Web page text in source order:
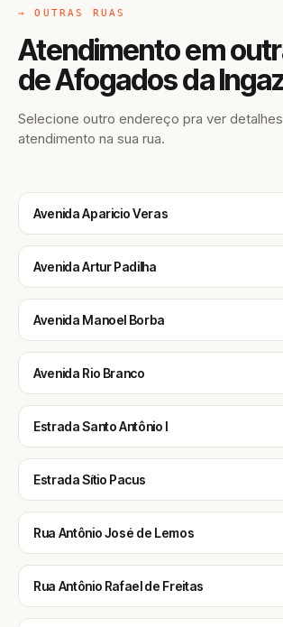
→ OUTRAS RUAS
Atendimento em
de Afogados da
Selecione outro endereço pra ver
atendimento na sua rua.
Avenida Aparicio Veras
Avenida Artur Padilha
Avenida Manoel Borba
Avenida Rio Branco
Estrada Santo Antônio I
Estrada Sítio Pacus
Rua Antônio José de Lemos
Rua Antônio Rafael de Freitas